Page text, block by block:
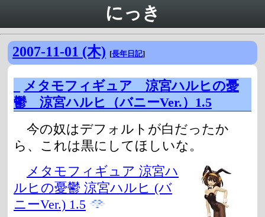
にっき
2007-11-01 (木) [長年日記]
メタモフィギュア 涼宮ハルヒの憂
鬱 涼宮ハルヒ（バニーVer.）1.5
今の奴はデフォルトが白だったか
ら、これは黒にしてほしいな。
メタモフィギュア 涼宮ハ
ルヒの憂鬱 涼宮ハルヒ (バ
ニーVer.) 1.5